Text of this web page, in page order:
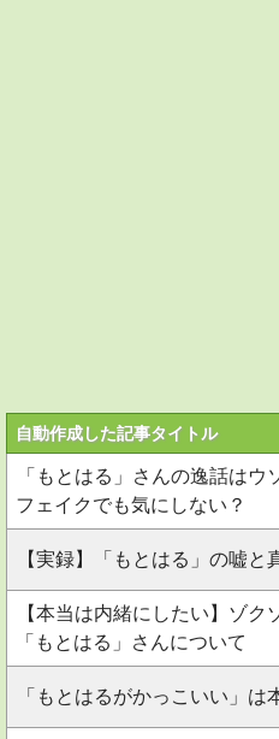
自動作成した記事タイトル
「もとはる」さんの逸話はウ
フェイクでも気にしない？
【実録】「もとはる」の嘘と
【本当は内緒にしたい】ゾク
「もとはる」さんについて
「もとはるがかっこいい」は